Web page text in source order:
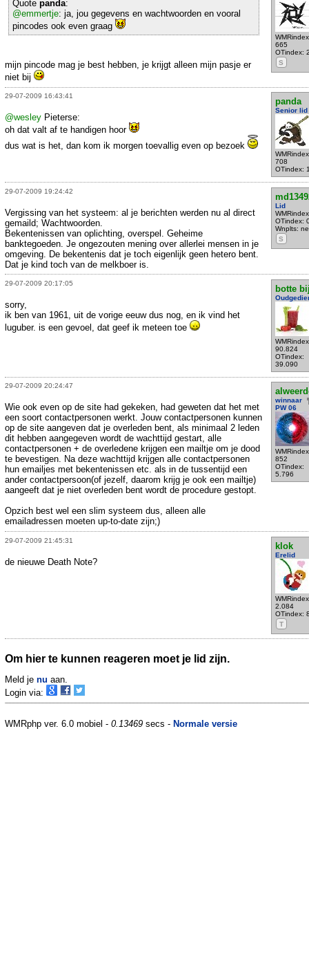
665
OTindex:
S
Quote panda:
@emmertje: ja, jou gegevens en wachtwoorden en vooral
pincodes ook even graag
mijn pincode mag je best hebben, je krijgt alleen mijn pasje er
niet bij
29-07-2009 16:43:41
panda
Senior lid
708
OTindex:
@wesley Pieterse:
oh dat valt af te handigen hoor
dus wat is het, dan kom ik morgen toevallig even op bezoek
29-07-2009 19:24:42
Lid
OTindex:
Wnplts:
S
Vergissing van het systeem: al je berichten werden nu al direct
gemaild; Wachtwoorden.
Bekentenissen van oplichting, overspel. Geheime
banktegoeden. Je ongezouten mening over allerlei mensen in je
omgeving. De bekentenis dat je toch eigenlijk geen hetero bent.
Dat je kind toch van de melkboer is.
29-07-2009 20:17:05
botte
90.824
OTindex:
39.090
sorry,
ik ben van 1961, uit de vorige eeuw dus nog, en ik vind het
luguber. is een gevoel, dat geef ik meteen toe
29-07-2009 20:24:47
winnaar
PW 06
852
OTindex:
5.796
Wie ook even op de site had gekeken, had geweten dat het met
een soort contactpersonen werkt. Jouw contactpersonen kunnen
op de site aangeven dat je overleden bent, als minimaal 2 leden
dit hebben aangegeven wordt de wachttijd gestart, alle
contactpersonen + de overledene krijgen een mailtje om je dood
te bevestigen. Na deze wachttijd krijgen alle contactpersonen
hun emailjes met bekentenissen etc. als in de tussentijd een
ander contactpersoon(of jezelf, daarom krijg je ook een mailtje)
aangeeft dat je niet overleden bent wordt de procedure gestopt.
Opzich best wel een slim systeem dus, alleen alle
emailadressen moeten up-to-date zijn;)
29-07-2009 21:45:31
klok
Erelid
2.084
OTindex:
T
de nieuwe Death Note?
Om hier te kunnen reageren moet je lid zijn.
Meld je nu aan.
Login via:
WMRphp ver. 6.0 mobiel - 0.13469 secs - Normale versie